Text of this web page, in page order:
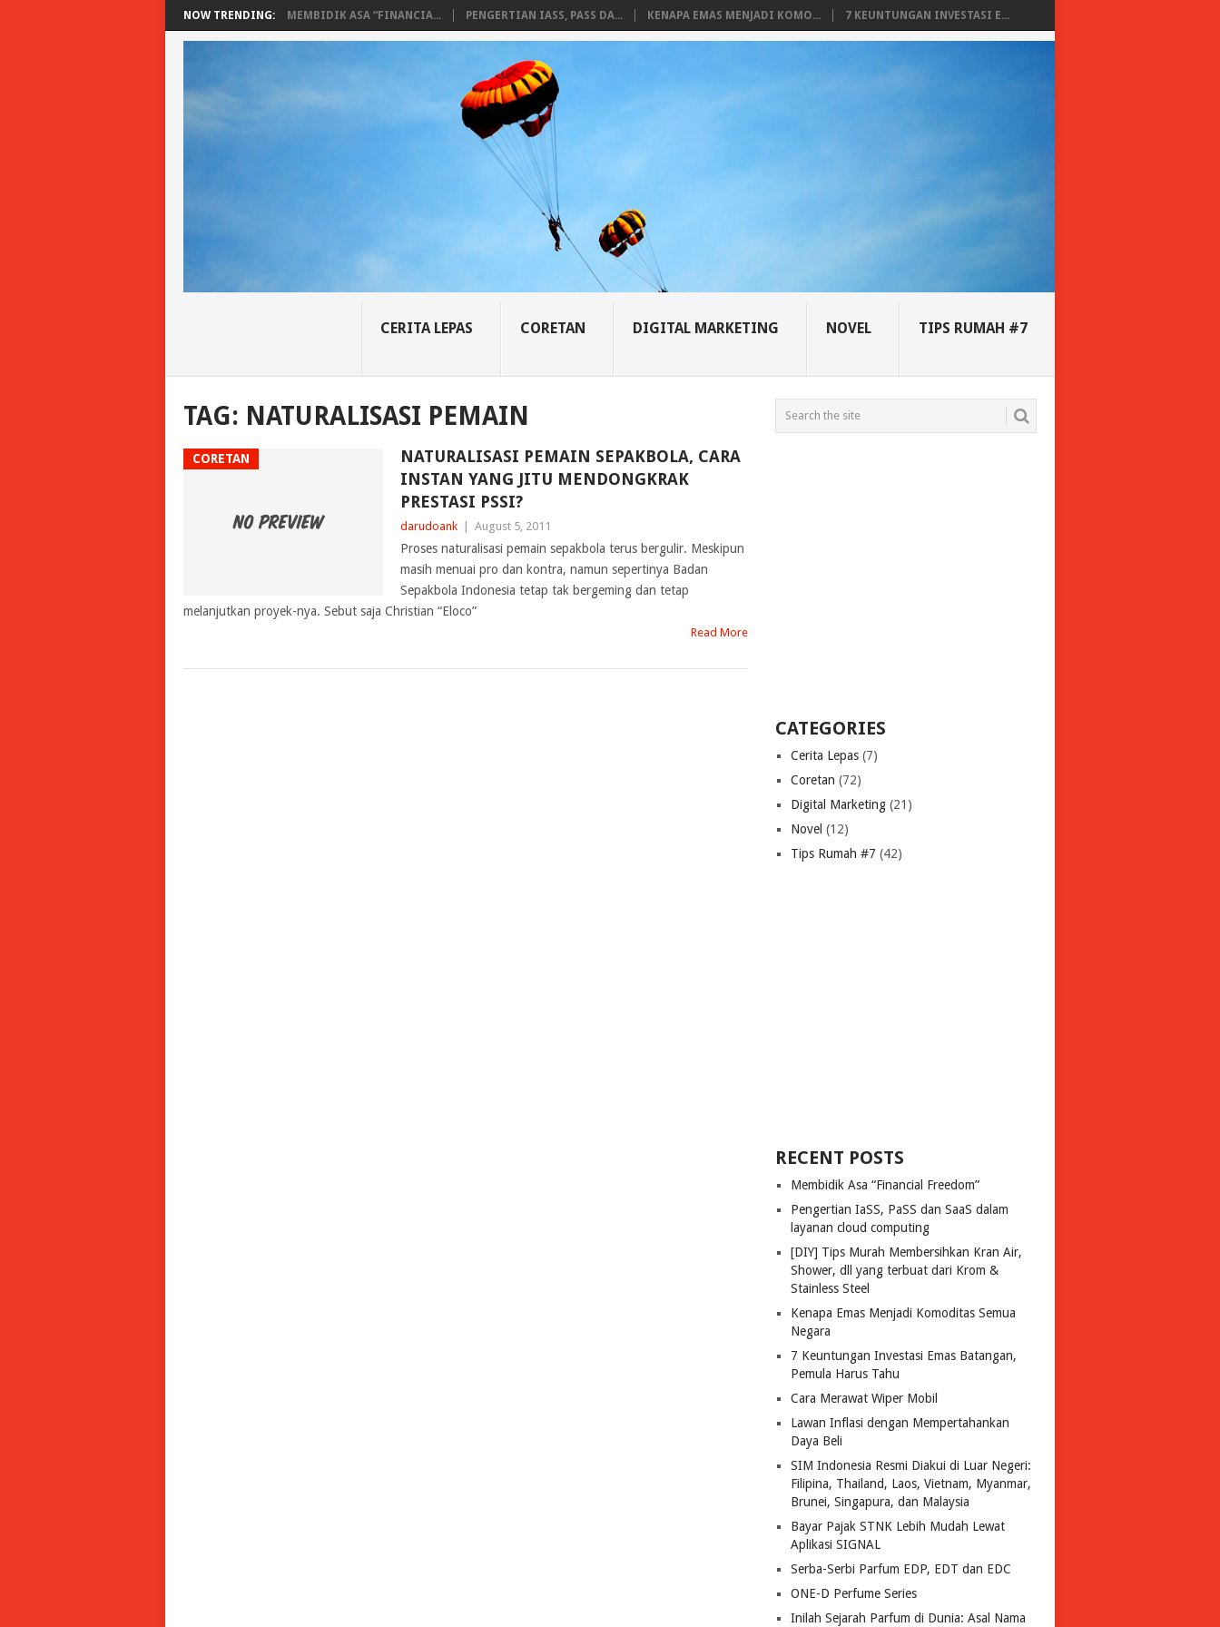
NOW TRENDING: MEMBIDIK ASA “FINANCIA... PENGERTIAN IASS, PASS DA... KENAPA EMAS MENJADI KOMO... 7 KEUNTUNGAN INVESTASI E...
CERITA LEPAS CORETAN DIGITAL MARKETING NOVEL TIPS RUMAH #7
TAG: NATURALISASI PEMAIN
CORETAN
NATURALISASI PEMAIN SEPAKBOLA, CARA
INSTAN YANG JITU MENDONGKRAK
PRESTASI PSSI?
darudoank | August 5, 2011
Proses naturalisasi pemain sepakbola terus bergulir. Meskipun
masih menuai pro dan kontra, namun sepertinya Badan
Sepakbola Indonesia tetap tak bergeming dan tetap
melanjutkan proyek-nya. Sebut saja Christian “Eloco”
Read More
CATEGORIES
Cerita Lepas (7)
Coretan (72)
Digital Marketing (21)
Novel (12)
Tips Rumah #7 (42)
RECENT POSTS
Membidik Asa “Financial Freedom”
Pengertian IaSS, PaSS dan SaaS dalam
layanan cloud computing
[DIY] Tips Murah Membersihkan Kran Air,
Shower, dll yang terbuat dari Krom &
Stainless Steel
Kenapa Emas Menjadi Komoditas Semua
Negara
7 Keuntungan Investasi Emas Batangan,
Pemula Harus Tahu
Cara Merawat Wiper Mobil
Lawan Inflasi dengan Mempertahankan
Daya Beli
SIM Indonesia Resmi Diakui di Luar Negeri:
Filipina, Thailand, Laos, Vietnam, Myanmar,
Brunei, Singapura, dan Malaysia
Bayar Pajak STNK Lebih Mudah Lewat
Aplikasi SIGNAL
Serba-Serbi Parfum EDP, EDT dan EDC
ONE-D Perfume Series
Inilah Sejarah Parfum di Dunia: Asal Nama